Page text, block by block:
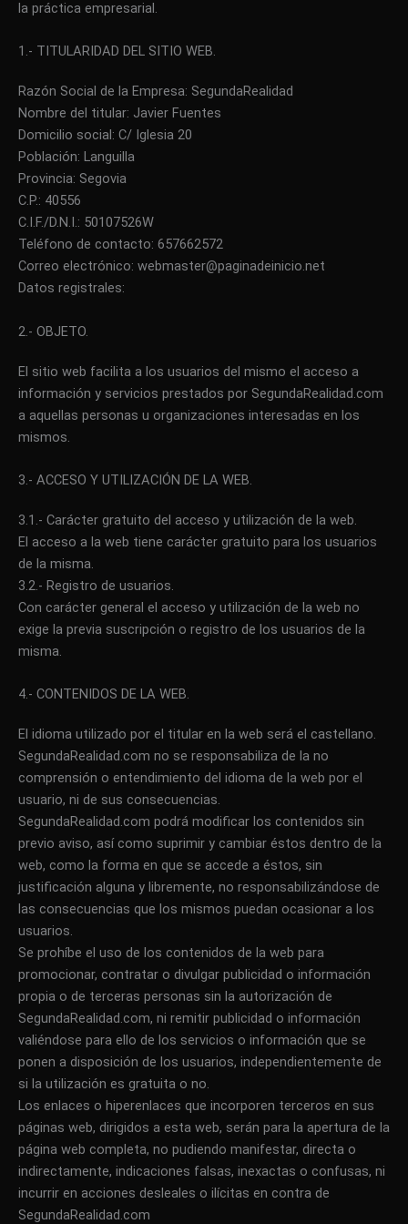
la práctica empresarial.
1.- TITULARIDAD DEL SITIO WEB.
Razón Social de la Empresa: SegundaRealidad
Nombre del titular: Javier Fuentes
Domicilio social: C/ Iglesia 20
Población: Languilla
Provincia: Segovia
C.P.: 40556
C.I.F./D.N.I.: 50107526W
Teléfono de contacto: 657662572
Correo electrónico: webmaster@paginadeinicio.net
Datos registrales:
2.- OBJETO.
El sitio web facilita a los usuarios del mismo el acceso a
información y servicios prestados por SegundaRealidad.com
a aquellas personas u organizaciones interesadas en los
mismos.
3.- ACCESO Y UTILIZACIÓN DE LA WEB.
3.1.- Carácter gratuito del acceso y utilización de la web.
El acceso a la web tiene carácter gratuito para los usuarios
de la misma.
3.2.- Registro de usuarios.
Con carácter general el acceso y utilización de la web no
exige la previa suscripción o registro de los usuarios de la
misma.
4.- CONTENIDOS DE LA WEB.
El idioma utilizado por el titular en la web será el castellano.
SegundaRealidad.com no se responsabiliza de la no
comprensión o entendimiento del idioma de la web por el
usuario, ni de sus consecuencias.
SegundaRealidad.com podrá modificar los contenidos sin
previo aviso, así como suprimir y cambiar éstos dentro de la
web, como la forma en que se accede a éstos, sin
justificación alguna y libremente, no responsabilizándose de
las consecuencias que los mismos puedan ocasionar a los
usuarios.
Se prohíbe el uso de los contenidos de la web para
promocionar, contratar o divulgar publicidad o información
propia o de terceras personas sin la autorización de
SegundaRealidad.com, ni remitir publicidad o información
valiéndose para ello de los servicios o información que se
ponen a disposición de los usuarios, independientemente de
si la utilización es gratuita o no.
Los enlaces o hiperenlaces que incorporen terceros en sus
páginas web, dirigidos a esta web, serán para la apertura de la
página web completa, no pudiendo manifestar, directa o
indirectamente, indicaciones falsas, inexactas o confusas, ni
incurrir en acciones desleales o ilícitas en contra de
SegundaRealidad.com